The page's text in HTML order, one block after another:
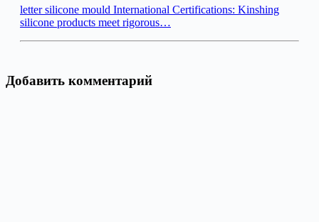
letter silicone mould International Certifications: Kinshing
silicone products meet rigorous…
Добавить комментарий